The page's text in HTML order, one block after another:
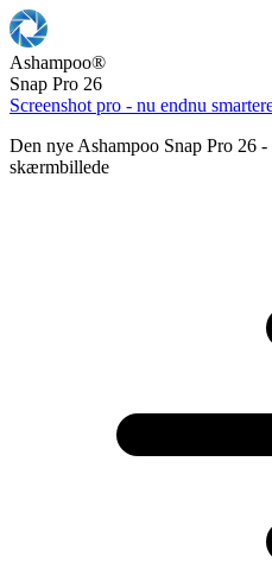
Ashampoo®
Snap Pro 26
Screenshot pro - nu endnu
Den nye Ashampoo Snap Pro 26
skærmbillede